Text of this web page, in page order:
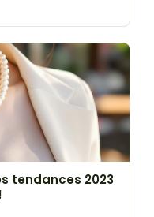
tendances 2023